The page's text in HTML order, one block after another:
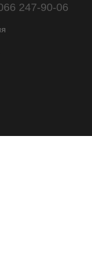
247-90-06